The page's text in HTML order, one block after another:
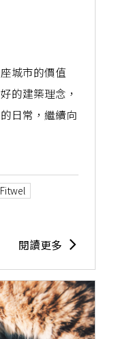
城市的價值
的建築理念，
日常，繼續向
Fitwel
閱讀更多